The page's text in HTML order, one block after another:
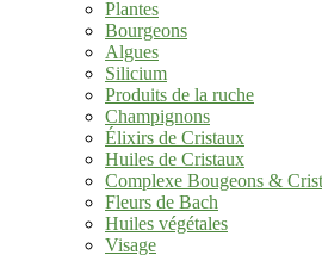
Plantes
Bourgeons
Algues
Silicium
Produits de la ruche
Champignons
Élixirs de Cristaux
Huiles de Cristaux
Complexe Bougeons &
Fleurs de Bach
Huiles végétales
Visage